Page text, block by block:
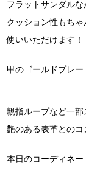
フラットサンダルな
クッション性もち
使いいただけます！
甲のゴールドプレー
親指ループなど一部
艶のある表革とのコ
本日のコーディネ